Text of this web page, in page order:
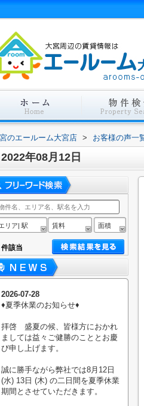
のエールーム大宮店 > お客様の声一
2022年08月12日
リア| 駅 賃料 面積
件該当
2026-07-28
♦︎夏季休業のお知らせ♦︎
拝啓 盛夏の候、皆様方におかれ
ましては益々ご健勝のこととお慶
び申し上げます。
誠に勝手ながら弊社では8月12日
(水) 13日 (木) の二日間を夏季休業
期間とさせていただきます。